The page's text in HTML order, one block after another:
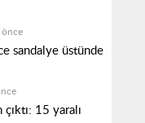
önce
sandalye üstünde
15 yaralı